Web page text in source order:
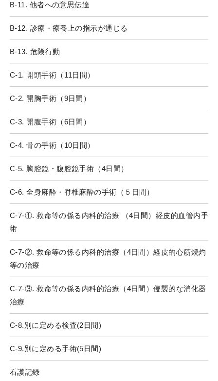
B-11. 他者への意思伝達
B-12. 診療・療養上の指示が通じる
B-13. 危険行動
C-1. 開頭手術（11日間）
C-2. 開胸手術（9日間）
C-3. 開腹手術（6日間）
C-4. 骨の手術（10日間）
C-5. 胸腔鏡・腹腔鏡手術（4日間）
C-6. 全身麻酔・脊椎麻酔の手術（５日間）
C-7-①. 救命等の係る内科的治療 （4日間）経皮的血管内手
術
C-7-②. 救命等の係る内科的治療（4日間）経皮的心筋焼灼
等の治療
C-7-③. 救命等の係る内科的治療（4日間）侵襲的な消化器
治療
C-8.別に定める検査(2日間)
C-9.別に定める手術(5日間)
看護記録